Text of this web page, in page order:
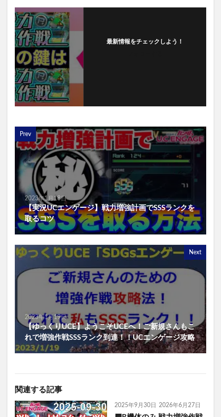
最新情報をチェックしよう！
Prev
2023年1月18日
【実況UCエンゲージ】戦力増強計画でSSSランクを
取るコツ
Next
2023年1月19日
【ゆっくりUCE】ようこそUCEへ！ご新規さんもこ
れで増強作戦SSSランク到達！！UCエンゲージ攻略
関連する記事
2025年9月30日 2026年6月27日